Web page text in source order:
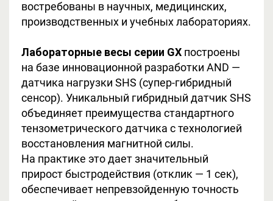
востребованы в научных, медицинских,
производственных и учебных лабораториях.
Лабораторные весы серии GX построены
на базе инновационной разработки AND —
датчика нагрузки SHS (супер-гибридный
сенсор). Уникальный гибридный датчик SHS
объединяет преимущества стандартного
тензометрического датчика с технологией
восстановления магнитной силы.
На практике это дает значительный
прирост быстродействия (отклик — 1 сек),
обеспечивает непревзойденную точность